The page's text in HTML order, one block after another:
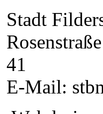
Stadt
41
E-Mail: